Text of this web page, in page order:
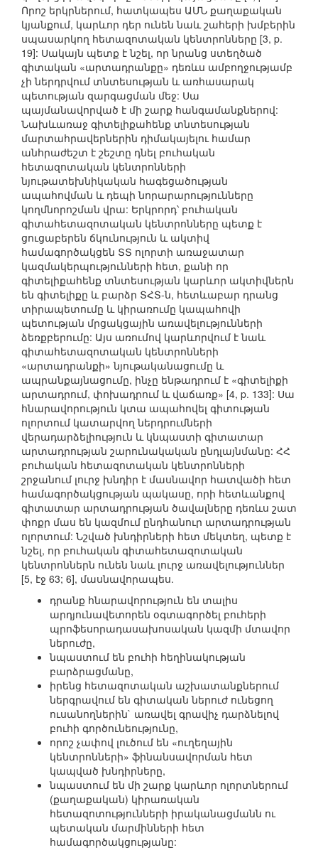
Որոշ երկրներում, հատկապես ԱՄՆ քաղաքական
կյանքում, կարևոր դեր ունեն նաև շահերի խմբերին
սպասարկող հետազոտական կենտրոնները [3, p.
19]: Սակայն պետք է նշել, որ նրանց ստեղծած
գիտական «արտադրանքը» դեռևս ամբողջությամբ
չի ներդրվում տնտեսության և առհասարակ
պետության զարգացման մեջ: Սա
պայմանավորված է մի շարք հանգամանքներով:
Նախևառաջ գիտելիքահենք տնտեսության
մարտահրավերներին դիմակայելու համար
անհրաժեշտ է շեշտը դնել բուհական
հետազոտական կենտրոնների
նյութատեխնիկական հագեցածության
ապահովման և դեպի նորարարությունները
կողմնորոշման վրա: Երկրորդ՝ բուհական
գիտահետազոտական կենտրոնները պետք է
ցուցաբերեն ճկունություն և ակտիվ
համագործակցեն ՏՏ ոլորտի առաջատար
կազմակերպությունների հետ, քանի որ
գիտելիքահենք տնտեսության կարևոր ակտիվներն
են գիտելիքը և բարձր ՏՀՏ-ն, հետևաբար դրանց
տիրապետումը և կիրառումը կապահովի
պետության մրցակցային առավելությունների
ձեռքբերումը: Այս առումով կարևորվում է նաև
գիտահետազոտական կենտրոնների
«արտադրանքի» նյութականացումը և
ապրանքայնացումը, ինչը ենթադրում է «գիտելիքի
արտադրում, փոխադրում և վաճառք» [4, p. 133]: Սա
հնարավորություն կտա ապահովել գիտության
ոլորտում կատարվող ներդրումների
վերադարձելիություն և կնպաստի գիտատար
արտադրության շարունակական ընդլայնմանը: ՀՀ
բուհական հետազոտական կենտրոնների
շրջանում լուրջ խնդիր է մասնավոր հատվածի հետ
համագործակցության պակասը, որի հետևանքով
գիտատար արտադրության ծավալները դեռևս շատ
փոքր մաս են կազմում ընդհանուր արտադրության
ոլորտում: Նշված խնդիրների հետ մեկտեղ, պետք է
նշել, որ բուհական գիտահետազոտական
կենտրոններն ունեն նաև լուրջ առավելություններ
[5, էջ 63; 6], մասնավորապես.
դրանք հնարավորություն են տալիս
արդյունավետորեն օգտագործել բուհերի
պրոֆեսորադասախոսական կազմի մտավոր
ներուժը,
նպաստում են բուհի հեղինակության
բարձրացմանը,
իրենց հետազոտական աշխատանքներում
ներգրավում են գիտական ներուժ ունեցող
ուսանողներին` առավել գրավիչ դարձնելով
բուհի գործունեությունը,
որոշ չափով լուծում են «ուղեղային
կենտրոնների» ֆինանսավորման հետ
կապված խնդիրները,
նպաստում են մի շարք կարևոր ոլորտներում
(քաղաքական) կիրառական
հետազոտությունների իրականացմանն ու
պետական մարմինների հետ
համագործակցությանը: